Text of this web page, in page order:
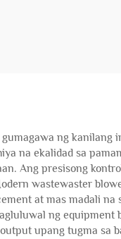
ng kanilang
na ekalidad sa
Ang presisong
wastewaster
at mas madali
ng
upang tugma sa